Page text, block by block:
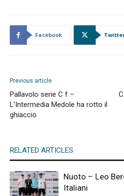
Facebook
Previous article
Pallavolo serie C f –
L’Intermedia Medole ha rotto il
ghiaccio
RELATED ARTICLES
Nuoto – Leo
Italiani